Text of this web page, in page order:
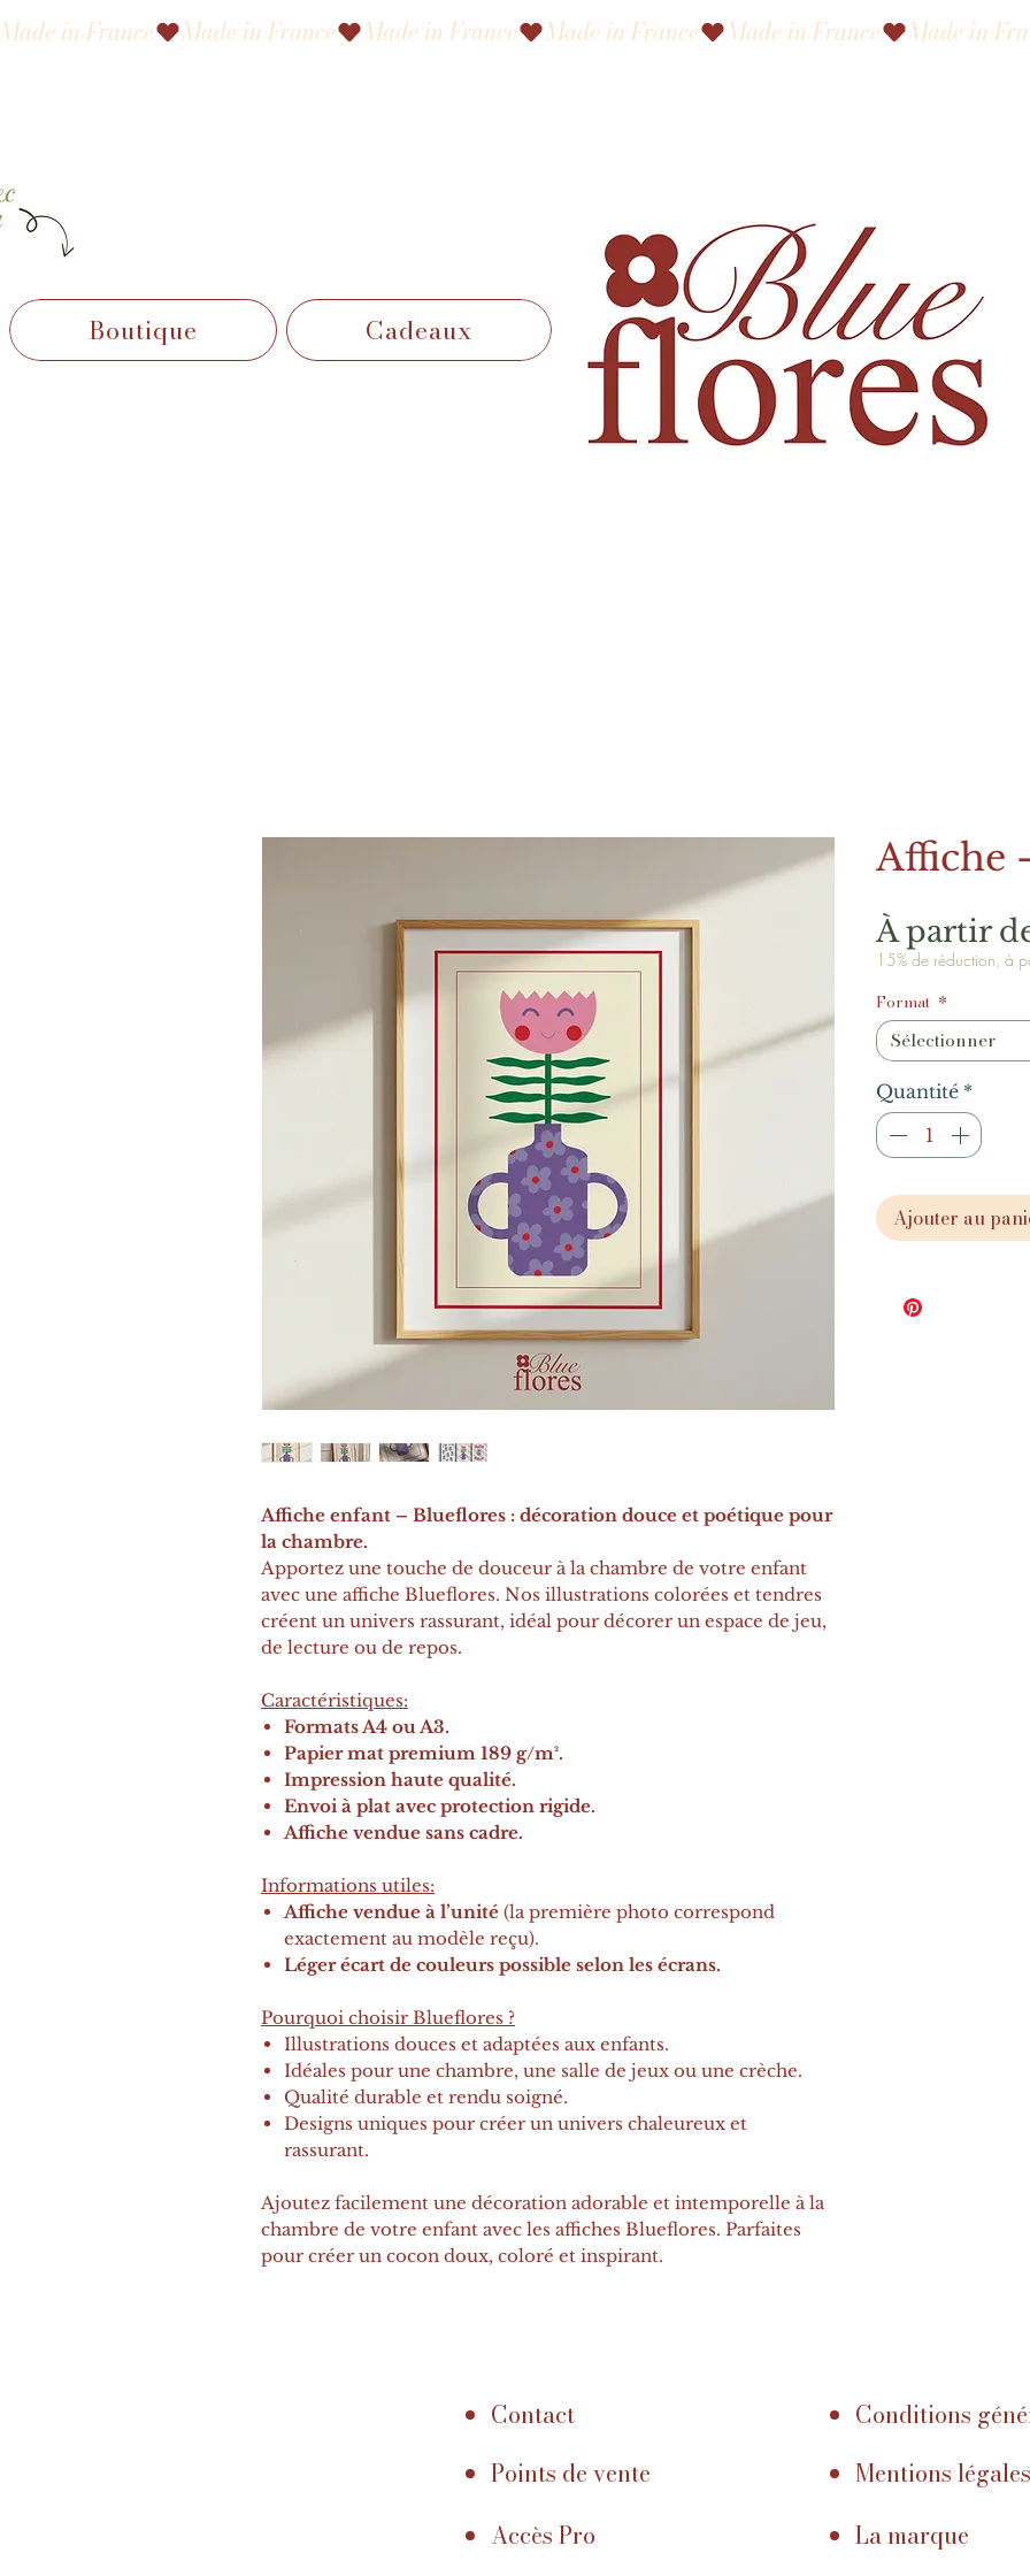
Made in France
Boutique Cadeaux
Affiche enfant – Blueflores : décoration douce et poétique pour
la chambre.
Apportez une touche de douceur à la chambre de votre enfant
avec une affiche Blueflores. Nos illustrations colorées et tendres
créent un univers rassurant, idéal pour décorer un espace de jeu,
de lecture ou de repos.
Caractéristiques:
Formats A4 ou A3.
Papier mat premium 189 g/m².
Impression haute qualité.
Envoi à plat avec protection rigide.
Affiche vendue sans cadre.
Informations utiles:
Affiche vendue à l’unité (la première photo correspond
exactement au modèle reçu).
Léger écart de couleurs possible selon les écrans.
Pourquoi choisir Blueflores ?
Illustrations douces et adaptées aux enfants.
Idéales pour une chambre, une salle de jeux ou une crèche.
Qualité durable et rendu soigné.
Designs uniques pour créer un univers chaleureux et
rassurant.
Ajoutez facilement une décoration adorable et intemporelle à la
chambre de votre enfant avec les affiches Blueflores. Parfaites
pour créer un cocon doux, coloré et inspirant.
Affiche
À partir
15% de réduction, à
Format *
Sélectionner
Quantité *
Ajouter au
Contact
Conditions
Points de vente
Mentions légales
Accès Pro
La marque